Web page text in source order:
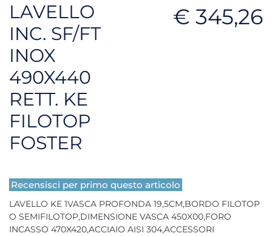
LAVELLO
INC. SF/FT
INOX
490X440
RETT. KE
FILOTOP
FOSTER
€ 345,26
Recensisci per primo questo articolo
LAVELLO KE 1VASCA PROFONDA 19,5CM,BORDO FILOTOP
O SEMIFILOTOP,DIMENSIONE VASCA 450X00,FORO
INCASSO 470X420,ACCIAIO AISI 304,ACCESSORI